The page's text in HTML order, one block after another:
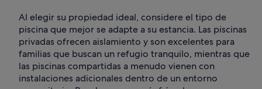
Al elegir su propiedad ideal, considere el tipo de
piscina que mejor se adapte a su estancia. Las piscinas
privadas ofrecen aislamiento y son excelentes para
familias que buscan un refugio tranquilo, mientras que
las piscinas compartidas a menudo vienen con
instalaciones adicionales dentro de un entorno